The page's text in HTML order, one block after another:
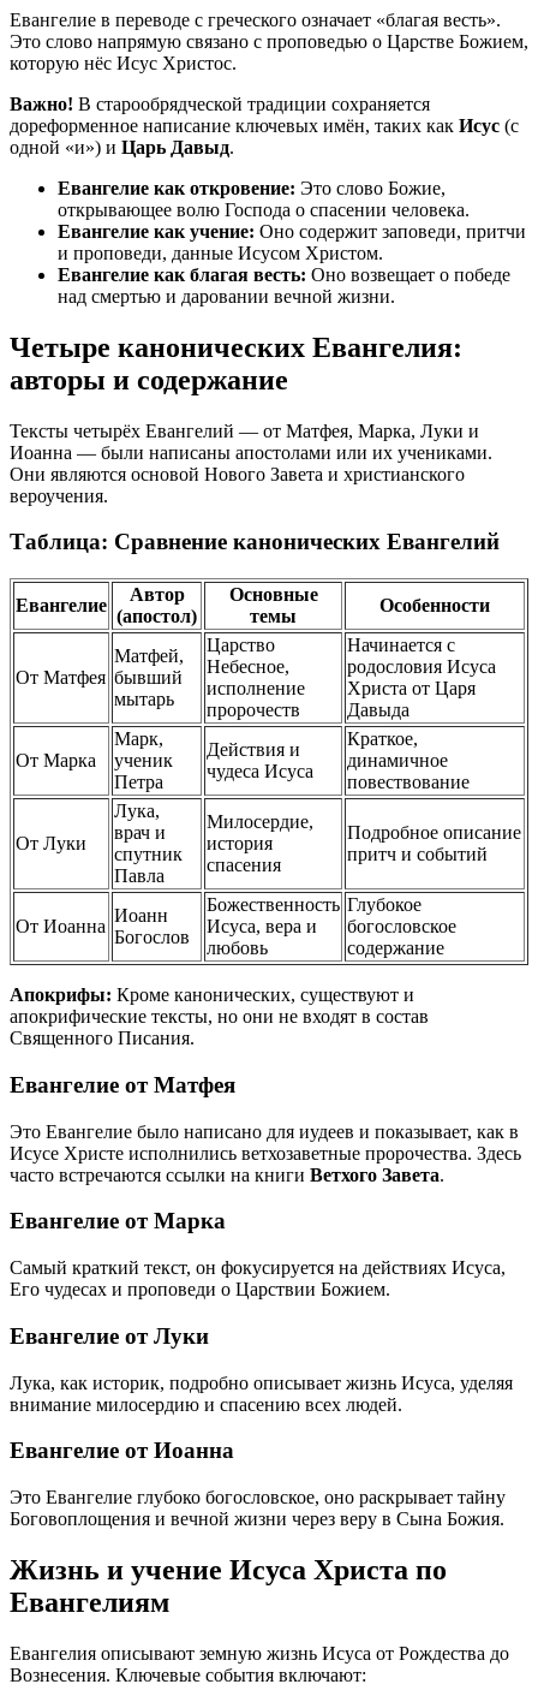
Евангелие в переводе с греческого означает «благая весть».
Это слово напрямую связано с проповедью о Царстве Божием,
которую нёс Исус Христос.
Важно! В старообрядческой традиции сохраняется
дореформенное написание ключевых имён, таких как Исус (с
одной «и») и Царь Давыд.
Евангелие как откровение: Это слово Божие,
открывающее волю Господа о спасении человека.
Евангелие как учение: Оно содержит заповеди, притчи
и проповеди, данные Исусом Христом.
Евангелие как благая весть: Оно возвещает о победе
над смертью и даровании вечной жизни.
Четыре канонических Евангелия:
авторы и содержание
Тексты четырёх Евангелий — от Матфея, Марка, Луки и
Иоанна — были написаны апостолами или их учениками.
Они являются основой Нового Завета и христианского
вероучения.
Таблица: Сравнение канонических Евангелий
Евангелие
Автор
(апостол)
Основные
темы
Особенности
От Матфея
Матфей,
бывший
мытарь
Царство
Небесное,
исполнение
пророчеств
Начинается с
родословия Исуса
Христа от Царя
Давыда
От Марка
Марк,
ученик
Петра
Действия и
чудеса Исуса
Краткое,
динамичное
повествование
От Луки
Лука,
врач и
спутник
Павла
Милосердие,
история
спасения
Подробное описание
притч и событий
От Иоанна
Иоанн
Богослов
Божественность
Исуса, вера и
любовь
Глубокое
богословское
содержание
Апокрифы: Кроме канонических, существуют и
апокрифические тексты, но они не входят в состав
Священного Писания.
Евангелие от Матфея
Это Евангелие было написано для иудеев и показывает, как в
Исусе Христе исполнились ветхозаветные пророчества. Здесь
часто встречаются ссылки на книги Ветхого Завета.
Евангелие от Марка
Самый краткий текст, он фокусируется на действиях Исуса,
Его чудесах и проповеди о Царствии Божием.
Евангелие от Луки
Лука, как историк, подробно описывает жизнь Исуса, уделяя
внимание милосердию и спасению всех людей.
Евангелие от Иоанна
Это Евангелие глубоко богословское, оно раскрывает тайну
Боговоплощения и вечной жизни через веру в Сына Божия.
Жизнь и учение Исуса Христа по
Евангелиям
Евангелия описывают земную жизнь Исуса от Рождества до
Вознесения. Ключевые события включают: